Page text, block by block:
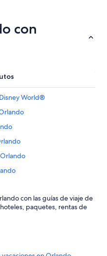
con
World®
de Orlando
Orlando
con las guías de viaje de
paquetes, rentas de